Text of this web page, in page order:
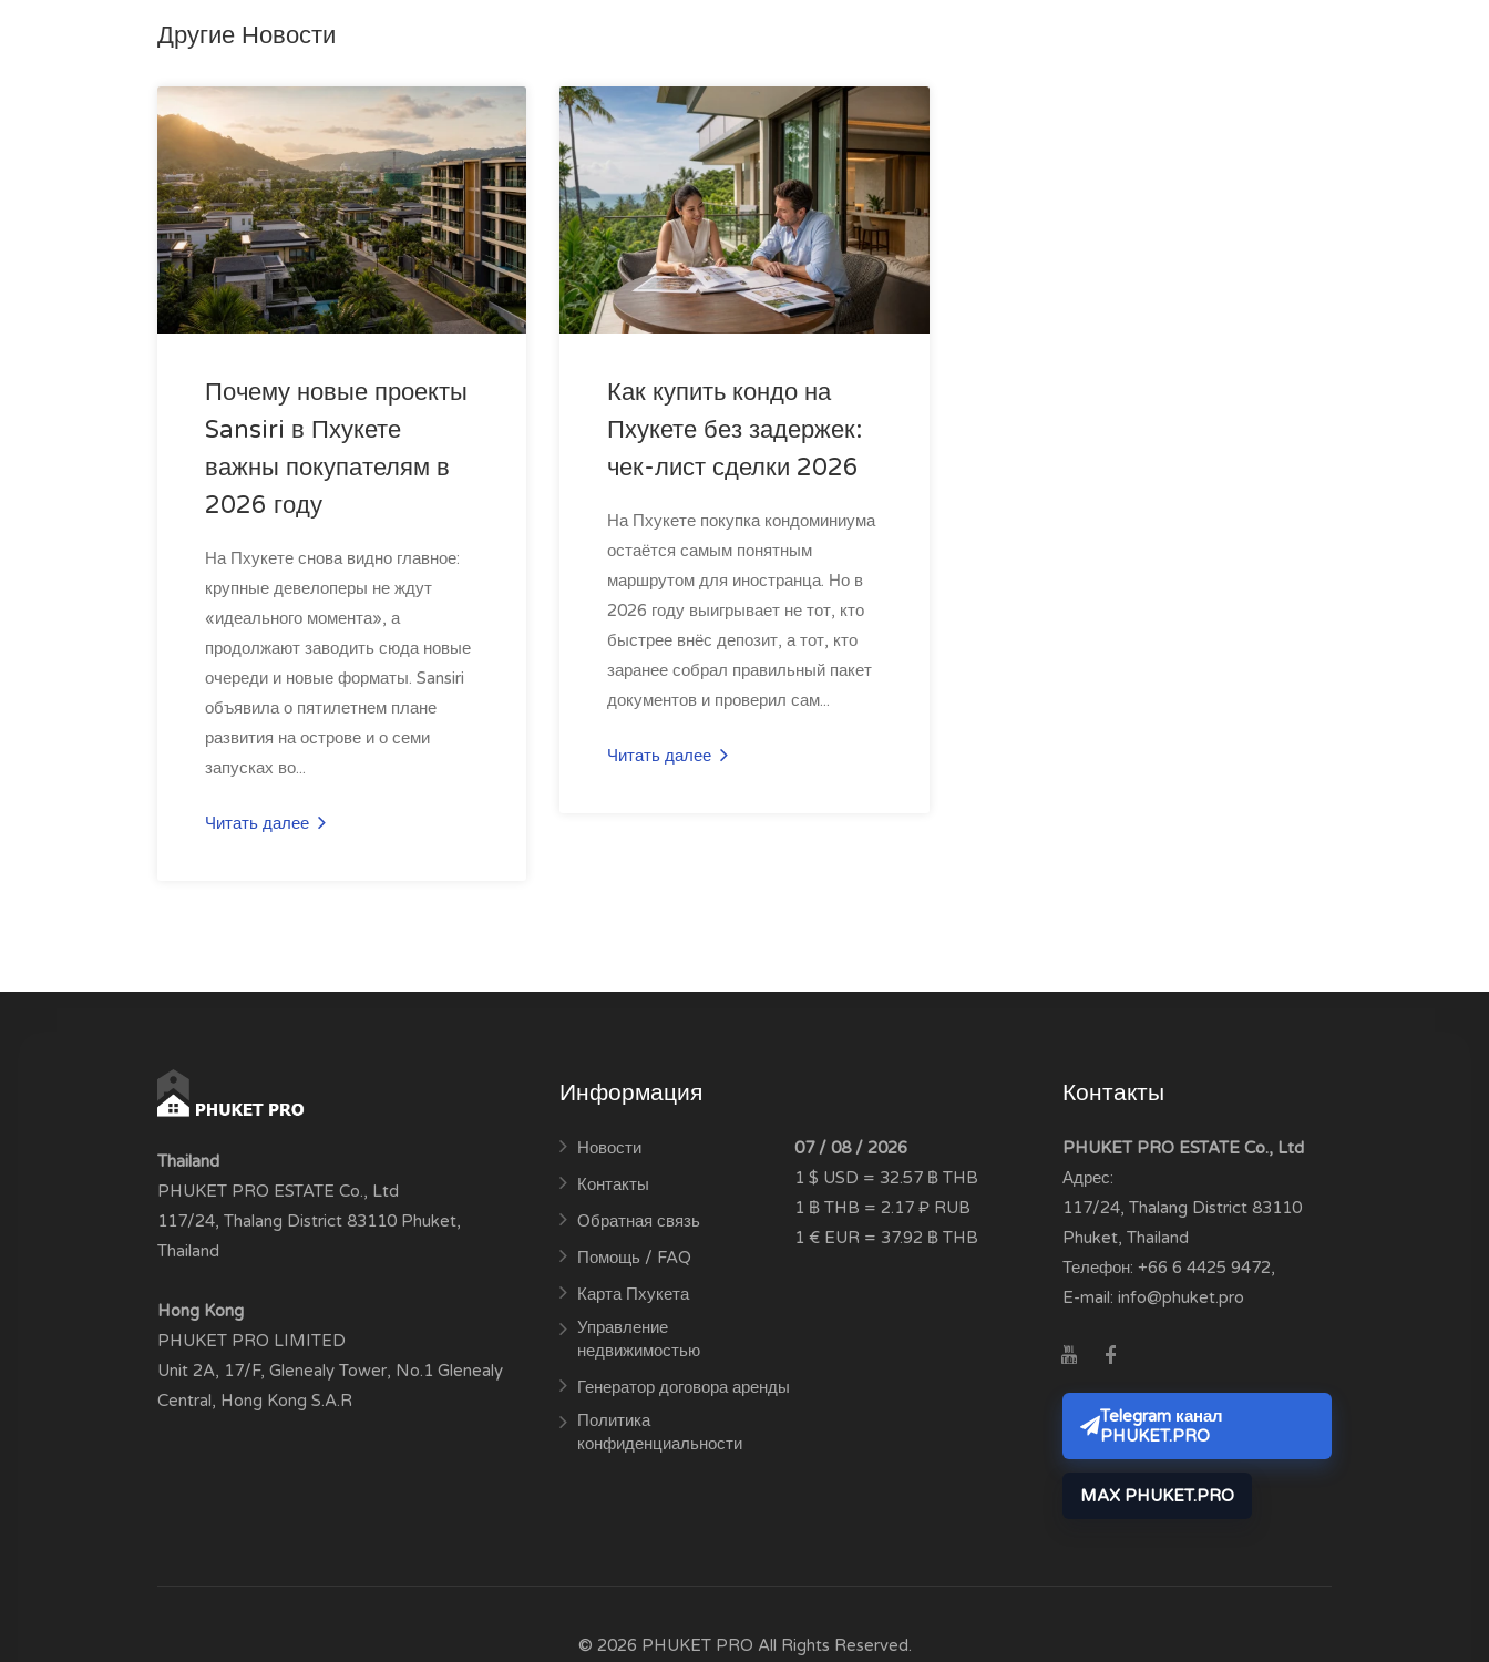
Другие Новости
Почему новые проекты
Sansiri в Пхукете
важны покупателям в
2026 году
На Пхукете снова видно главное:
крупные девелоперы не ждут
«идеального момента», а
продолжают заводить сюда новые
очереди и новые форматы. Sansiri
объявила о пятилетнем плане
развития на острове и о семи
запусках во...
Читать далее
Как купить кондо на
Пхукете без задержек:
чек-лист сделки 2026
На Пхукете покупка кондоминиума
остаётся самым понятным
маршрутом для иностранца. Но в
2026 году выигрывает не тот, кто
быстрее внёс депозит, а тот, кто
заранее собрал правильный пакет
документов и проверил сам...
Читать далее
Thailand
PHUKET PRO ESTATE Co., Ltd
117/24, Thalang District 83110 Phuket,
Thailand
Hong Kong
PHUKET PRO LIMITED
Unit 2A, 17/F, Glenealy Tower, No.1 Glenealy
Central, Hong Kong S.A.R
Информация
Новости
Контакты
Обратная связь
Помощь / FAQ
Карта Пхукета
Управление
недвижимостью
Генератор договора аренды
Политика
конфиденциальности
07 / 08 / 2026
1 $ USD = 32.57 ฿ THB
1 ฿ THB = 2.17 ₽ RUB
1 € EUR = 37.92 ฿ THB
Контакты
PHUKET PRO ESTATE Co., Ltd
Адрес:
117/24, Thalang District 83110
Phuket, Thailand
Телефон:+66 6 4425 9472,
E-mail:info@phuket.pro
Telegram канал
PHUKET.PRO
MAX PHUKET.PRO
© 2026 PHUKET PRO All Rights Reserved.